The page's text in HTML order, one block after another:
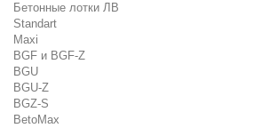
Бетонные лотки ЛВ
Standart
Maxi
BGF и BGF-Z
BGU
BGU-Z
BGZ-S
BetoMax